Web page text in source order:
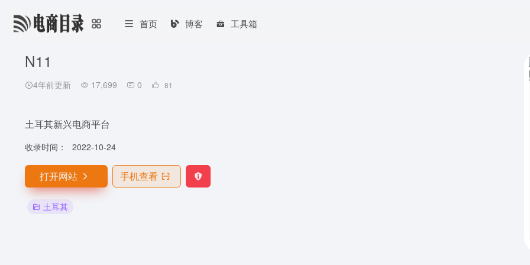
首页 博客 工具箱
N11
4年前更新 17,699 0 81
土耳其新兴电商平台
收录时间： 2022-10-24
打开网站 手机查看
土耳其